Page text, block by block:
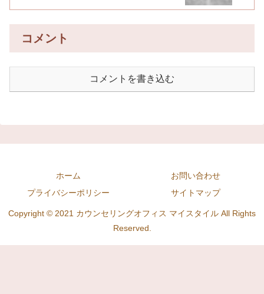
コメント
コメントを書き込む
ホーム
お問い合わせ
プライバシーポリシー
サイトマップ
Copyright © 2021 カウンセリングオフィス マイスタイル All Rights
Reserved.